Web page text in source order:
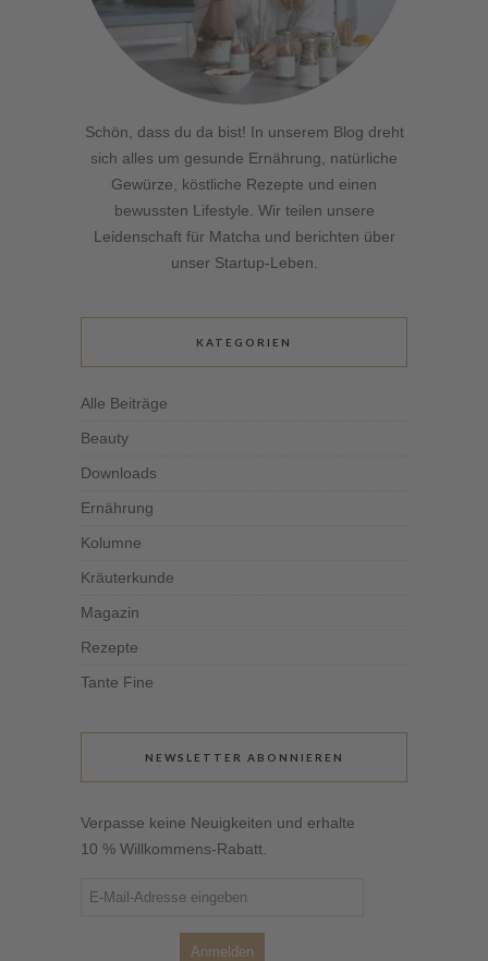
Schön, dass du da bist! In unserem Blog dreht
sich alles um gesunde Ernährung, natürliche
Gewürze, köstliche Rezepte und einen
bewussten Lifestyle. Wir teilen unsere
Leidenschaft für Matcha und berichten über
unser Startup-Leben.
KATEGORIEN
Alle Beiträge
Beauty
Downloads
Ernährung
Kolumne
Kräuterkunde
Magazin
Rezepte
Tante Fine
NEWSLETTER ABONNIEREN
Verpasse keine Neuigkeiten und erhalte
10 % Willkommens-Rabatt.
Anmelden